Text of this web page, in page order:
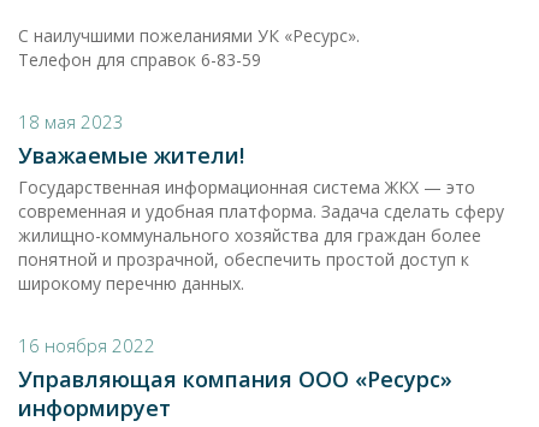
С наилучшими пожеланиями УК «Ресурс».
Телефон для справок 6-83-59
18 мая 2023
Уважаемые жители!
Государственная информационная система ЖКХ — это
современная и удобная платформа. Задача сделать сферу
жилищно-коммунального хозяйства для граждан более
понятной и прозрачной, обеспечить простой доступ к
широкому перечню данных.
16 ноября 2022
Управляющая компания ООО «Ресурс»
информирует